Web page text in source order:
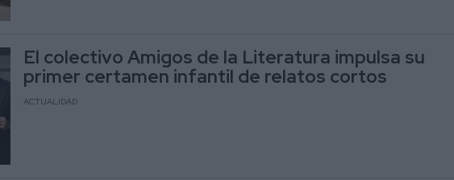
El colectivo Amigos de la Literatura impulsa su
primer certamen infantil de relatos cortos
ACTUALIDAD